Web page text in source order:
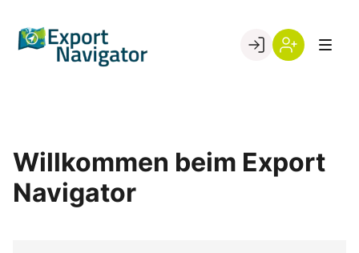
content
Go to landing page.
Willkommen beim Export
Navigator